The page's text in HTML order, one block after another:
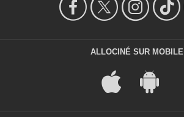
ALLOCINÉ SUR MOBILE